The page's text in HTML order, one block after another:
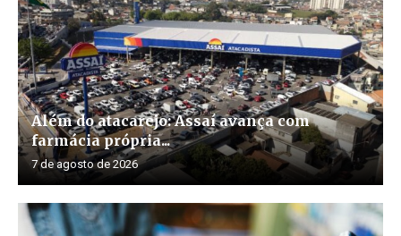
Além do atacarejo: Assaí avança com
farmácia própria...
7 de agosto de 2026